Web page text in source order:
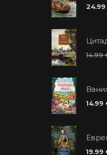
14.99
14.99
19.99